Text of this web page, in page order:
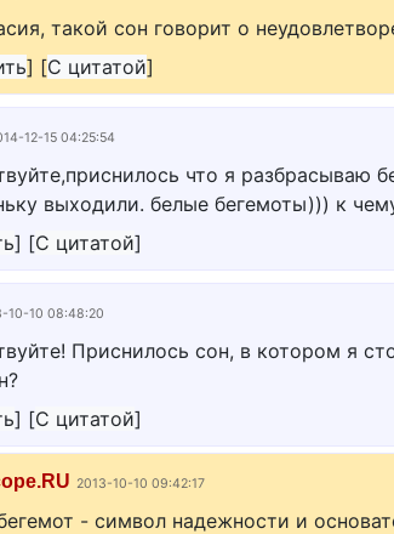
такой сон говорит о
] [С цитатой]
12-15 04:25:54
что я
выходили. белые бегемоты))) к
] [С цитатой]
10-10 08:48:20
Приснилось сон, в котором я
] [С цитатой]
2013-10-10 09:42:17
- символ надежности и